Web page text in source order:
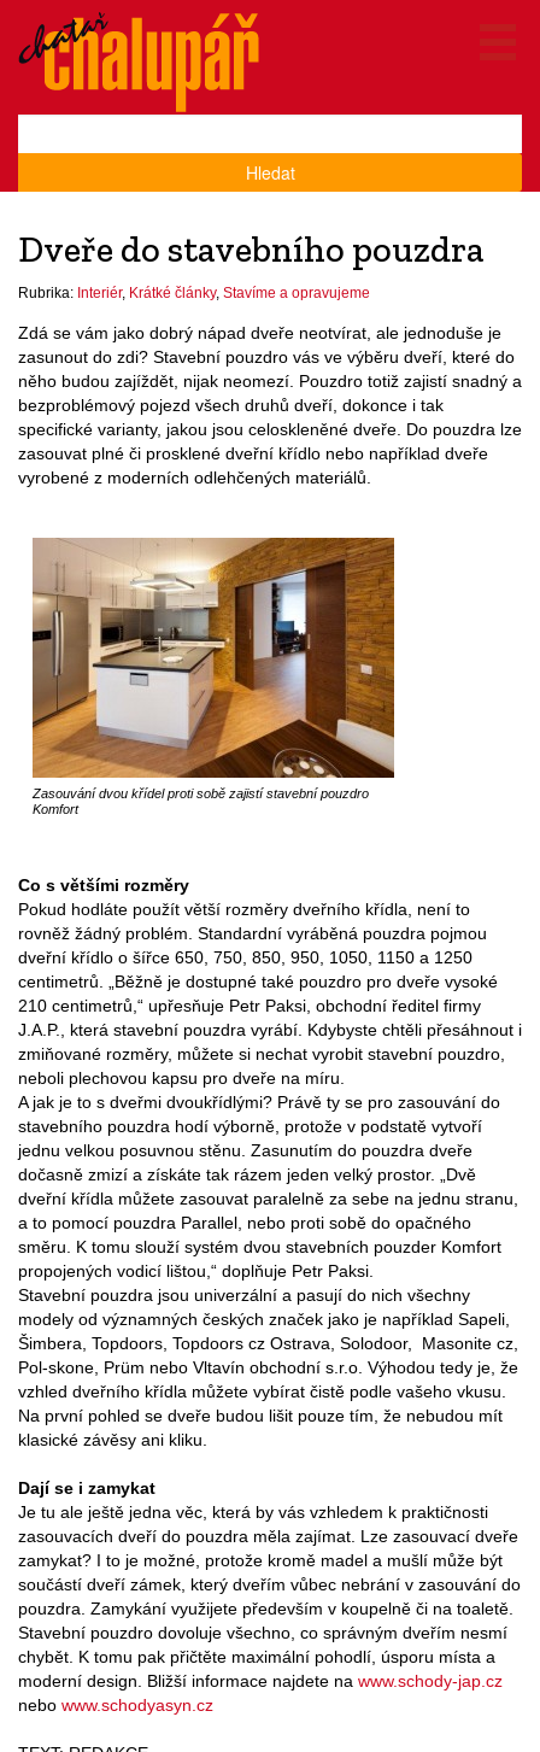
Hledat
Dveře do stavebního pouzdra
Rubrika: Interiér, Krátké články, Stavíme a opravujeme
Zasouvání dvou křídel proti sobě zajistí stavební pouzdro
Komfort
Zdá se vám jako dobrý nápad dveře neotvírat, ale jednoduše je
zasunout do zdi? Stavební pouzdro vás ve výběru dveří, které do
něho budou zajíždět, nijak neomezí. Pouzdro totiž zajistí snadný a
bezproblémový pojezd všech druhů dveří, dokonce i tak
specifické varianty, jakou jsou celoskleněné dveře. Do pouzdra lze
zasouvat plné či prosklené dveřní křídlo nebo například dveře
vyrobené z moderních odlehčených materiálů.
Co s většími rozměry
Pokud hodláte použít větší rozměry dveřního křídla, není to
rovněž žádný problém. Standardní vyráběná pouzdra pojmou
dveřní křídlo o šířce 650, 750, 850, 950, 1050, 1150 a 1250
centimetrů. „Běžně je dostupné také pouzdro pro dveře vysoké
210 centimetrů,“ upřesňuje Petr Paksi, obchodní ředitel firmy
J.A.P., která stavební pouzdra vyrábí. Kdybyste chtěli přesáhnout i
zmiňované rozměry, můžete si nechat vyrobit stavební pouzdro,
neboli plechovou kapsu pro dveře na míru.
A jak je to s dveřmi dvoukřídlými? Právě ty se pro zasouvání do
stavebního pouzdra hodí výborně, protože v podstatě vytvoří
jednu velkou posuvnou stěnu. Zasunutím do pouzdra dveře
dočasně zmizí a získáte tak rázem jeden velký prostor. „Dvě
dveřní křídla můžete zasouvat paralelně za sebe na jednu stranu,
a to pomocí pouzdra Parallel, nebo proti sobě do opačného
směru. K tomu slouží systém dvou stavebních pouzder Komfort
propojených vodicí lištou,“ doplňuje Petr Paksi.
Stavební pouzdra jsou univerzální a pasují do nich všechny
modely od významných českých značek jako je například Sapeli,
Šimbera, Topdoors, Topdoors cz Ostrava, Solodoor, Masonite cz,
Pol-skone, Prüm nebo Vltavín obchodní s.r.o. Výhodou tedy je, že
vzhled dveřního křídla můžete vybírat čistě podle vašeho vkusu.
Na první pohled se dveře budou lišit pouze tím, že nebudou mít
klasické závěsy ani kliku.
Dají se i zamykat
Je tu ale ještě jedna věc, která by vás vzhledem k praktičnosti
zasouvacích dveří do pouzdra měla zajímat. Lze zasouvací dveře
zamykat? I to je možné, protože kromě madel a mušlí může být
součástí dveří zámek, který dveřím vůbec nebrání v zasouvání do
pouzdra. Zamykání využijete především v koupelně či na toaletě.
Stavební pouzdro dovoluje všechno, co správným dveřím nesmí
chybět. K tomu pak přičtěte maximální pohodlí, úsporu místa a
moderní design. Bližší informace najdete na www.schody-jap.cz
nebo www.schodyasyn.cz